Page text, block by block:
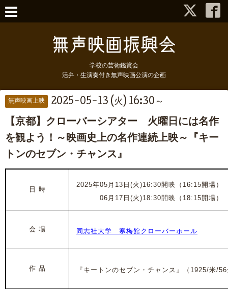
学校の芸術鑑賞会
活弁・生演奏付き無声映画公演の企画
無声映画上映 2025-05-13 (火) 16:30～
【京都】クローバーシアター 火曜日には名作
を観よう！～映画史上の名作連続上映～『キー
トンのセブン・チャンス』
日 時
2025年05月13日(火)16:30開映（16:15開場）
06月17日(火)18:30開映（18:15開場）
会 場 同志社大学 寒梅館クローバーホール
作 品 『キートンのセブン・チャンス』（1925/米/